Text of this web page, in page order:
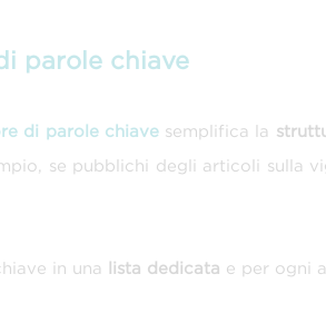
parole chiave
di parole chiavesemplifica la
se pubblichi degli articoli sulla
in una lista dedicata e per ogni